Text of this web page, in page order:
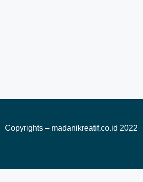
Copyrights – madanikreatif.co.id 2022